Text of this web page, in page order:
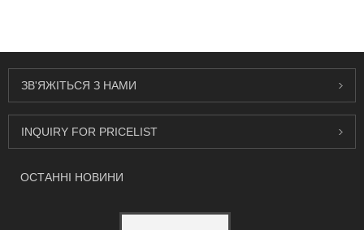
ЗВ'ЯЖІТЬСЯ З НАМИ
INQUIRY FOR PRICELIST
ОСТАННІ НОВИНИ